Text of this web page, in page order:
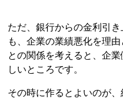
ただ、銀行からの金利引
も、企業の業績悪化を理
との関係を考えると、企
しいところです。
その時に作るとよいのが、